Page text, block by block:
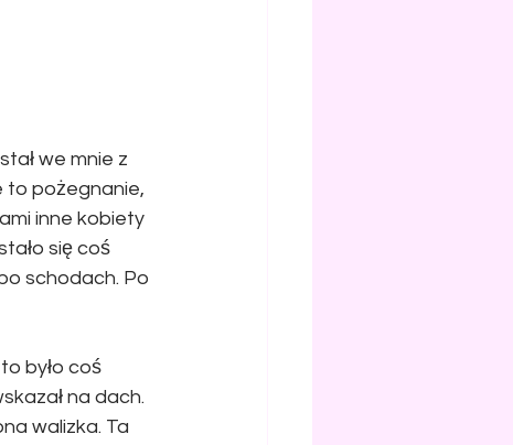
we mnie z
to pożegnanie,
inne kobiety
się coś
schodach. Po
było coś
na dach.
walizka. Ta